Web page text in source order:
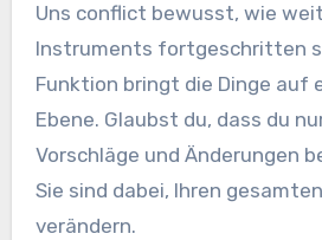
Uns conflict bewusst, wie
Instruments fortgeschritten
Funktion bringt die Dinge auf
Ebene. Glaubst du, dass du
Vorschläge und Änderungen
Sie sind dabei, Ihren
verändern.